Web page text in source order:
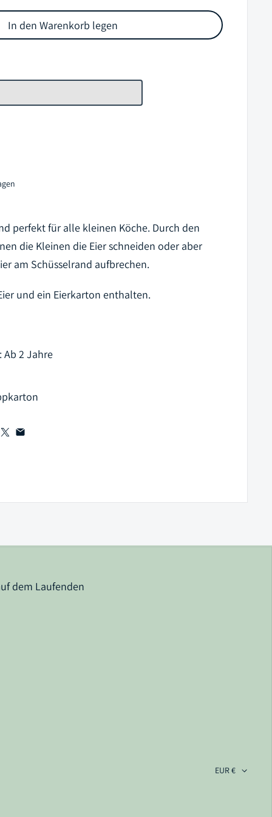
In den Warenkorb legen
perfekt für alle kleinen Köche. Durch den
die Kleinen die Eier schneiden oder aber
am Schüsselrand aufbrechen.
und ein Eierkarton enthalten.
Ab 2 Jahre
dem Laufenden
EUR €